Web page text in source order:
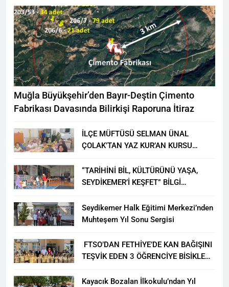
Muğla Büyükşehir’den Bayır-Deştin Çimento
Fabrikası Davasında Bilirkişi Raporuna İtiraz
İLÇE MÜFTÜSÜ SELMAN ÜNAL
ÇOLAK’TAN YAZ KUR’AN KURSU
“TARİHİNİ BİL, KÜLTÜRÜNÜ YAŞA,
SEYDİKEMER’İ KEŞFET” BİLGİ
Seydikemer Halk Eğitimi Merkezi’nden
Muhteşem Yıl Sonu Sergisi
FTSO’DAN FETHİYE’DE KAN BAĞIŞINI
TEŞVİK EDEN 3 ÖĞRENCİYE BİSİKLET
Kayacık Bozalan İlkokulu’ndan Yıl